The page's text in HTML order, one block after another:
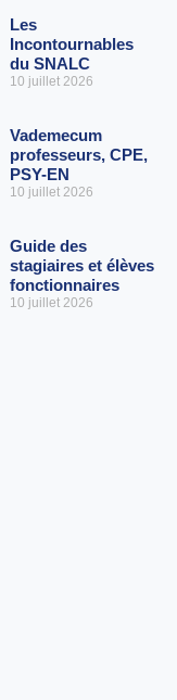
Les
Incontournables
du SNALC
10 juillet 2026
Vademecum
professeurs, CPE,
PSY-EN
10 juillet 2026
Guide des
stagiaires et élèves
fonctionnaires
10 juillet 2026